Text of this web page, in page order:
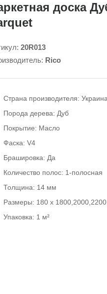
доска
20R013
Rico
Страна производителя: Украина
Порода дерева: Дуб
Покрытие: Масло
Фаска: V4
Брашировка: Да
Количество полос: 1-полосная
Толщина: 14 мм
Размеры: 180 x 1800,2000,2200
Упаковка: 1 м²